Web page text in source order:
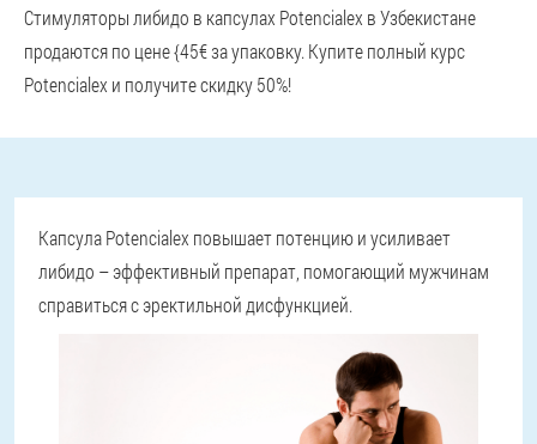
Стимуляторы либидо в капсулах Potencialex в Узбекистане
продаются по цене {45€ за упаковку. Купите полный курс
Potencialex и получите скидку 50%!
Капсула Potencialex повышает потенцию и усиливает
либидо – эффективный препарат, помогающий мужчинам
справиться с эректильной дисфункцией.